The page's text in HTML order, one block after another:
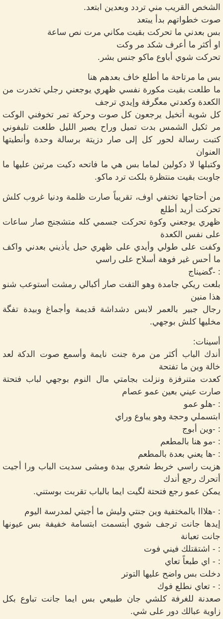
الشخص القريب مني تردد وبعدين ابتعد.
صوت خطواتهم بدأ يبتعد
بس بعدني ما تحركت بقيت مكاني مرت نص ساعة
او أكثر ما أعرف شكد مر وكت
تحركت شوي أباوع ماكو جنس بشر.
بس ما مرتاحة ما أطلع خاف بعدهم هنا
ما طلعت بقيت مكورة نفسي ظهري يوجعني رجلي تخدرت من
الكعدة وكعدتي معگرفة وإيدي ترجف
كل شوية أتخيل يرجعون كل صوت وحركة تمر تخوفني الوكت
مر ثكيل الشمس بدت تميل وراح يصير الليل طلعت تليفوني
كتبت رسالة لحور كل إلى صار دزيتة برسالة وحدة وأنطيتها
العنوان
وكتبلها لا دكولين لماما بس هي ما فاتحه دكيت مرتين عليها ما
جاوبت بقيت منتظرة بلكت ترد ماكو.
من أحتاجها تختفي اوف، تقريباً صارت ظلمة ودنيا غروب كلش
تحركت أريد أطلع
ظهري يوجعني وكوة تحركت جسمي كله متشجنج صار ساعات
على نفس الكعدة
وكفت على طولي وأيدي على ظهري حيل يأذيني بعدني واكف
ما أحس غير فوهة أسلاح على راسي
: -گضيناج
بلعت ريكي جامدة وهو التفت صار أكبالي رمشت أستوعب شنو
هذا منين
رجال جبير بالعمر لابس دشداشة قديمة وأجماغ وبيدة تفگة
مخليها كلش بوجهي.
أسينات:
أندك الباب أكثر من مرة جنت نايمة وأسمع صوت الدكة لعد
خالة وين ما تفتحة
كعدت متنرفزة ونزلت بجامتي مال النوم بوجهي لباب فتحتة
صارت عيني بعين عمو عصام
: -هلو عمو
ابتسملي وحجة وهو يباوع وراي
: -وين أبوج
: -مو هنا بالمطعم
: -ها يعني بعدة بالمطعم
هزيت راسي خربط شعري بيدة ومشى سديت الباب ورا أجيت
أتحرك رجع أندك
يمكن عمو رجع فتحتة لگيت ايما بالباب تقربت بوستني.
: -هلااا بالمختفية وين جنتي وليش ما أجيتي لمدرسة اليوم
إيدها جانت ترجف شوي أبتسمت ابتسامة خفيفة بس عيونها
جانت تعبانة
: - اشتقتلك فيني فوت
: - اي طبعاً تعاي
دخلت بس واضح عليها التوتر
: - تعاي نطلع فوك
صعدنة للغرفة كلشي جان طبيعي بس ايما جانت تباوع بكل
زاوية عبالك دور على شي.